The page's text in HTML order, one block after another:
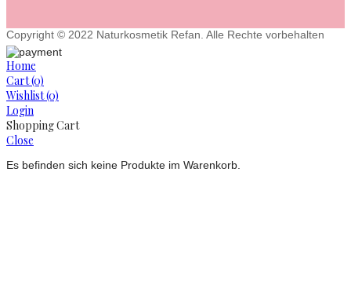
Copyright © 2022 Naturkosmetik Refan. Alle Rechte vorbehalten
Home
Cart(0)
Wishlist(0)
Login
Shopping Cart
Close
Es befinden sich keine Produkte im Warenkorb.